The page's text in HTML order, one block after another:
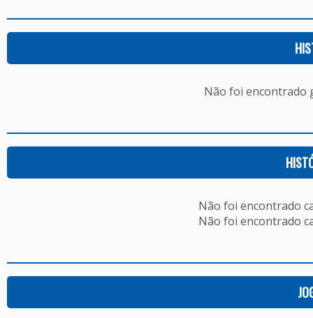
Não foi encontrado
Não foi encontrado
Não foi encontrado